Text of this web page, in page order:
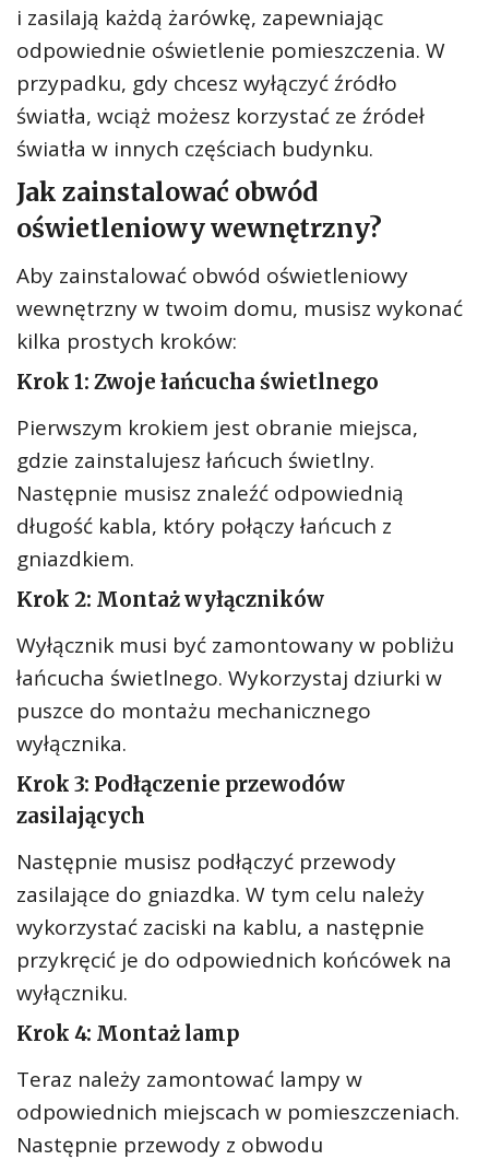
i zasilają każdą żarówkę, zapewniając
odpowiednie oświetlenie pomieszczenia. W
przypadku, gdy chcesz wyłączyć źródło
światła, wciąż możesz korzystać ze źródeł
światła w innych częściach budynku.
Jak zainstalować obwód
oświetleniowy wewnętrzny?
Aby zainstalować obwód oświetleniowy
wewnętrzny w twoim domu, musisz wykonać
kilka prostych kroków:
Krok 1: Zwoje łańcucha świetlnego
Pierwszym krokiem jest obranie miejsca,
gdzie zainstalujesz łańcuch świetlny.
Następnie musisz znaleźć odpowiednią
długość kabla, który połączy łańcuch z
gniazdkiem.
Krok 2: Montaż wyłączników
Wyłącznik musi być zamontowany w pobliżu
łańcucha świetlnego. Wykorzystaj dziurki w
puszce do montażu mechanicznego
wyłącznika.
Krok 3: Podłączenie przewodów
zasilających
Następnie musisz podłączyć przewody
zasilające do gniazdka. W tym celu należy
wykorzystać zaciski na kablu, a następnie
przykręcić je do odpowiednich końcówek na
wyłączniku.
Krok 4: Montaż lamp
Teraz należy zamontować lampy w
odpowiednich miejscach w pomieszczeniach.
Następnie przewody z obwodu